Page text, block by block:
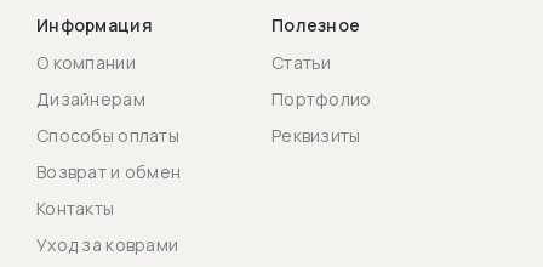
Информация
О компании
Дизайнерам
Способы оплаты
Возврат и обмен
Контакты
Уход за коврами
Полезное
Статьи
Портфолио
Реквизиты